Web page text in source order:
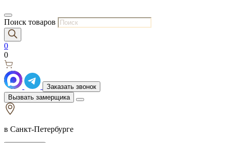
Поиск товаров
0
0
Заказать звонок
Вызвать замерщика
в Санкт-Петербурге